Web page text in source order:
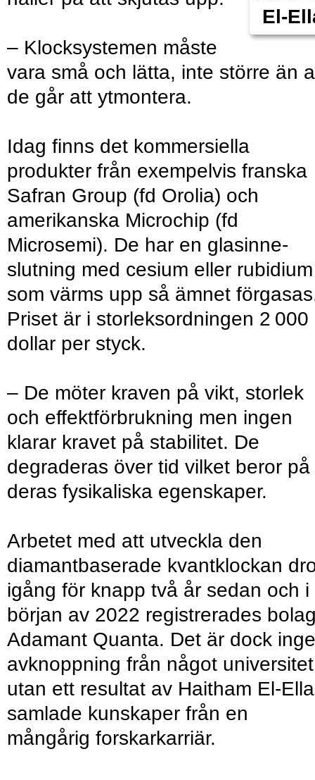
El-
– Klocksystemen måste
vara små och lätta, inte större än
de går att ytmontera.
Idag finns det ­kommersiella
produkter från exempelvis franska
Safran Group (fd Orolia) och
amerikanska Microchip (fd
Microsemi). De har en glasinne­
slutning med cesium eller rubidium
som värms upp så ämnet
Priset är i storleksordningen 2 000
dollar per styck.
– De möter kraven på vikt, storlek
och effektförbrukning men ingen
klarar kravet på stabilitet. De
degraderas över tid vilket beror på
deras fysikaliska egenskaper.
Arbetet med att utveckla den
diamantbaserade kvantklockan
igång för knapp två år sedan och i
början av 2022 registrerades
Adamant Quanta. Det är dock
avknoppning från något universitet
utan ett resultat av Haitham El-
samlade kunskaper från en
mångårig forskarkarriär.